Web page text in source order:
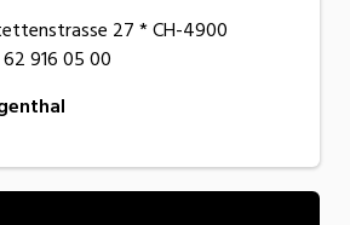
27 * CH-4900
916 05 00